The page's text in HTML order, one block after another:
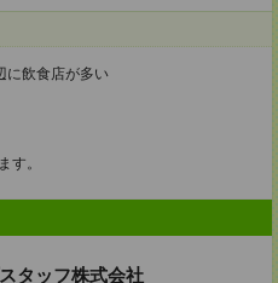
に飲食店が多い
す。
タッフ株式会社